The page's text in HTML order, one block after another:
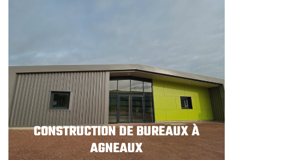
CONSTRUCTION DE BUREAUX À
AGNEAUX